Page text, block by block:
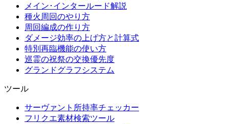
メイン･インタールード解説
種火周回のやり方
周回編成の作り方
ダメージ効率の上げ方と計算式
特別再臨機能の使い方
巡霊の祝祭の交換優先度
グランドグラフシステム
ツール
サーヴァント所持率チェッカー
フリクエ素材検索ツール